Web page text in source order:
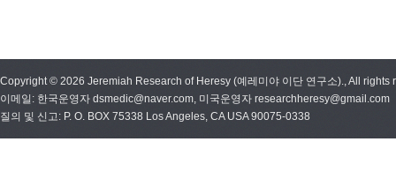
Copyright © 2026 Jeremiah Research of Heresy (예레미야 이단 연구소)., All rights
이메일: 한국운영자 dsmedic@naver.com, 미국운영자 researchheresy@gmail.com
질의 및 신고: P. O. BOX 75338 Los Angeles, CA USA 90075-0338